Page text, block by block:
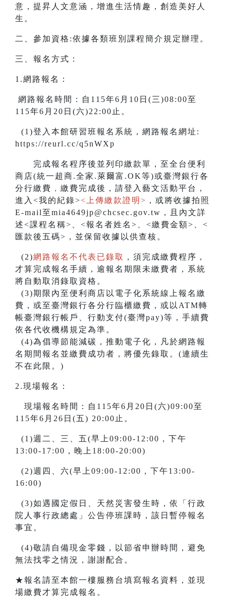
意，提昇人文意涵，增進生活情趣，創造美好人
生。
二、參加資格:依據各類班別課程簡介規定辦理。
三、報名方式：
1.網路報名：
網路報名時間：自115年6月10日(三)08:00至
115年6月20日(六)22:00止。
(1)登入本館研習班報名系統，網路報名網址:
https://reurl.cc/q5nWXp
完成報名程序後並列印繳款單，至全台便利
商店(統一超商.全家.萊爾富.OK等)或臺灣銀行各
分行繳費 ， 繳費完成後，請登入藝文活動平台，
進入<我的紀錄><上傳繳款證明> ，或將收據拍照
E-mail至mia4649jp@chcsec.gov.tw，且內文詳
述<課程名稱>、<報名者姓名>、<繳費金額>、<
匯款後五碼>，並保留收據以供查核。
(2)網路報名不代表已錄取
，須完成繳費程序，
才算完成報名手續，逾報名期限未繳費者，系統
將自動取消錄取資格。
(3)期限內至便利商店以電子化系統線上報名繳
費，或至臺灣銀行各分行臨櫃繳費，或以ATM轉
帳臺灣銀行帳戶、行動支付(臺灣pay)等，手續費
依各代收機構規定為準。
(4)為倡導節能減碳，推動電子化，凡於網路報
名期間報名並繳費成功者，將優先錄取。(連續生
不在此限。)
2.現場報名：
現場報名時間：自115年6月20日(六)09:00至
115年6月26日(五) 20:00止。
(1)週二、三、五(早上09:00-12:00，下午
13:00-17:00，晚上18:00-20:00)
(2)週四、六(早上09:00-12:00，下午13:00-
16:00)
(3)如遇國定假日、天然災害發生時，依「行政
院人事行政總處」公告停班課時，該日暫停報名
事宜。
(4)敬請自備現金零錢，以節省申辦時間，避免
無法找零之情況，謝謝配合。
★報名請至本館一樓服務台填寫報名資料，並現
場繳費才算完成報名。